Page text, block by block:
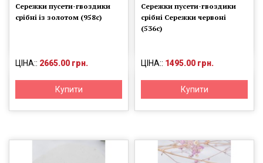
Сережки пусети-гвоздики
срібні із золотом (958с)
ЦІНА:: 2665.00 грн.
Купити
Сережки пусети-гвоздики
срібні Сережки червоні
(536с)
ЦІНА:: 1495.00 грн.
Купити